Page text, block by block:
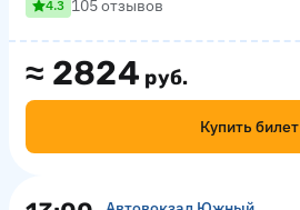
≈ 2824 руб.
Купить билет
4.3 105 отзывов